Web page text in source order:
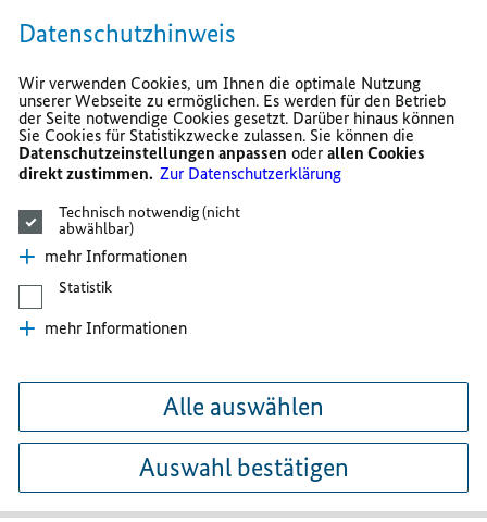
Datenschutzhinweis
Wir verwenden Cookies, um Ihnen die optimale Nutzung
unserer Webseite zu ermöglichen. Es werden für den Betrieb
der Seite notwendige Cookies gesetzt. Darüber hinaus können
Sie Cookies für Statistikzwecke zulassen. Sie können die
Datenschutzeinstellungen anpassen oderallen Cookies
direkt zustimmen.Zur Datenschutzerklärung
Technisch notwendig (nicht
abwählbar)
mehr Informationen
Statistik
mehr Informationen
Alle auswählen
Auswahl bestätigen